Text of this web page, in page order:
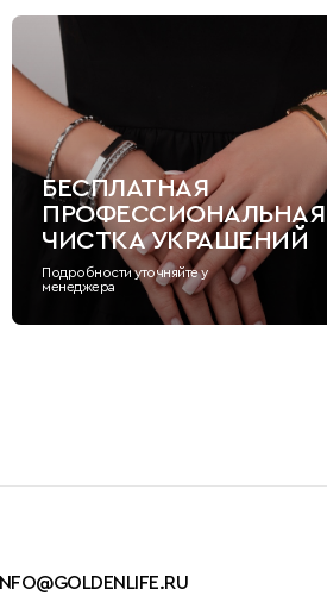
БЕСПЛАТНАЯ
ПРОФЕССИОНАЛЬНАЯ
ЧИСТКА УКРАШЕНИЙ
Подробности уточняйте у
менеджера
INFO@GOLDENLIFE.RU